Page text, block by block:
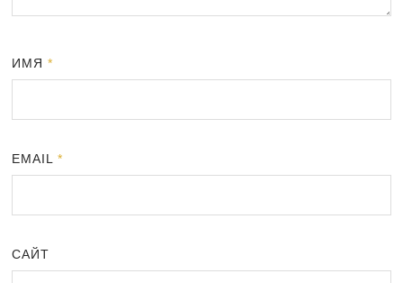
ИМЯ*
EMAIL*
САЙТ